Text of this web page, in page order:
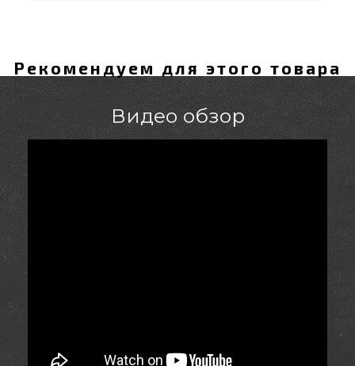
Рекомендуем для этого товара
Видео обзор